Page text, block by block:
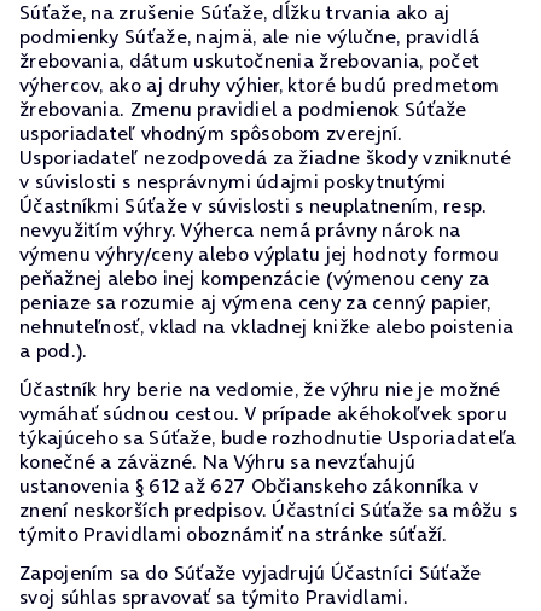
Súťaže, na zrušenie Súťaže, dĺžku trvania ako aj
podmienky Súťaže, najmä, ale nie výlučne, pravidlá
žrebovania, dátum uskutočnenia žrebovania, počet
výhercov, ako aj druhy výhier, ktoré budú predmetom
žrebovania. Zmenu pravidiel a podmienok Súťaže
usporiadateľ vhodným spôsobom zverejní.
Usporiadateľ nezodpovedá za žiadne škody vzniknuté
v súvislosti s nesprávnymi údajmi poskytnutými
Účastníkmi Súťaže v súvislosti s neuplatnením, resp.
nevyužitím výhry. Výherca nemá právny nárok na
výmenu výhry/ceny alebo výplatu jej hodnoty formou
peňažnej alebo inej kompenzácie (výmenou ceny za
peniaze sa rozumie aj výmena ceny za cenný papier,
nehnuteľnosť, vklad na vkladnej knižke alebo poistenia
a pod.).
Účastník hry berie na vedomie, že výhru nie je možné
vymáhať súdnou cestou. V prípade akéhokoľvek sporu
týkajúceho sa Súťaže, bude rozhodnutie Usporiadateľa
konečné a záväzné. Na Výhru sa nevzťahujú
ustanovenia § 612 až 627 Občianskeho zákonníka v
znení neskorších predpisov. Účastníci Súťaže sa môžu s
týmito Pravidlami oboznámiť na stránke súťaží.
Zapojením sa do Súťaže vyjadrujú Účastníci Súťaže
svoj súhlas spravovať sa týmito Pravidlami.